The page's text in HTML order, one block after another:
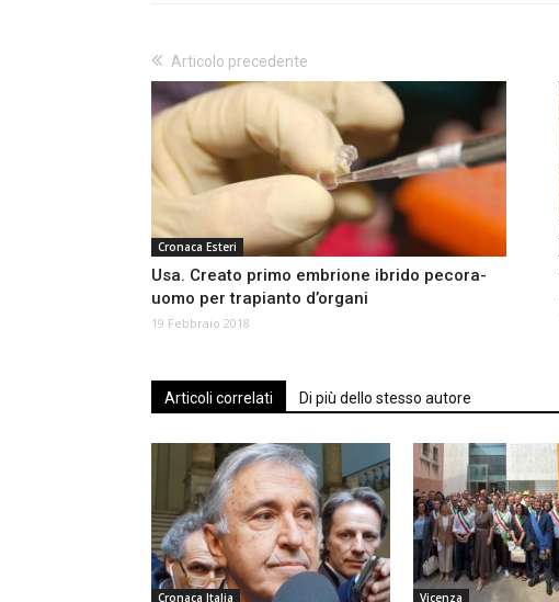
Articolo precedente
Cronaca Esteri
Usa. Creato primo embrione ibrido pecora-
uomo per trapianto d’organi
19 Febbraio 2018
Articoli correlati Di più dello stesso autore
Cronaca Italia Vicenza